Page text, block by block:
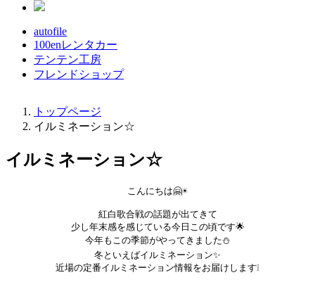
autofile
100enレンタカー
テンテン工房
フレンドショップ
トップページ
イルミネーション☆
イルミネーション☆
こんにちは🤗☀
紅白歌合戦の話題が出てきて
少し年末感を感じている今日この頃です🌟
今年もこの季節がやってきました⛄
冬といえばイルミネーション✨
近場の定番イルミネーション情報をお届けします❕